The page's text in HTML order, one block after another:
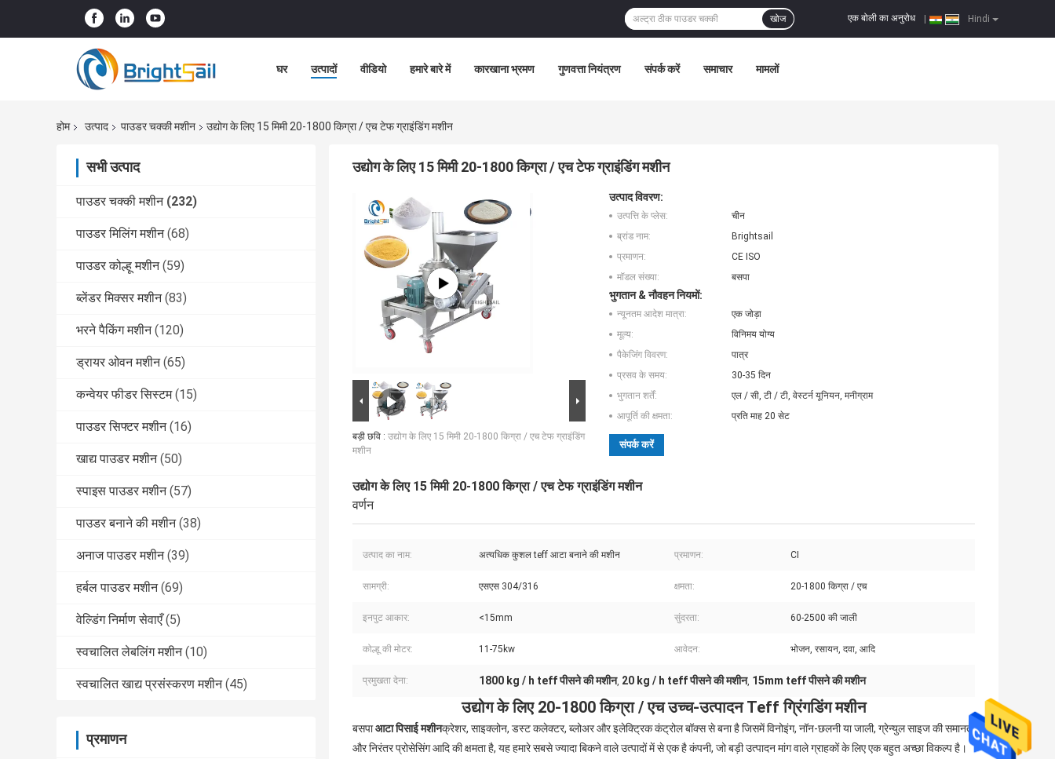
Hindi
एक बोली का अनुरोध
खोज
घर उत्पादों वीडियो हमारे बारे में कारखाना भ्रमण गुणवत्ता नियंत्रण संपर्क करें समाचार मामलों
होम उत्पाद पाउडर चक्की मशीन उद्योग के लिए 15 मिमी 20-1800 किग्रा / एच टेफ ग्राइंडिंग मशीन
सभी उत्पाद
पाउडर चक्की मशीन (232)
पाउडर मिलिंग मशीन (68)
पाउडर कोल्हू मशीन (59)
ब्लेंडर मिक्सर मशीन (83)
भरने पैकिंग मशीन (120)
ड्रायर ओवन मशीन (65)
कन्वेयर फीडर सिस्टम (15)
पाउडर सिफ्टर मशीन (16)
खाद्य पाउडर मशीन (50)
स्पाइस पाउडर मशीन (57)
पाउडर बनाने की मशीन (38)
अनाज पाउडर मशीन (39)
हर्बल पाउडर मशीन (69)
वेल्डिंग निर्माण सेवाएँ (5)
स्वचालित लेबलिंग मशीन (10)
स्वचालित खाद्य प्रसंस्करण मशीन (45)
प्रमाणन
उद्योग के लिए 15 मिमी 20-1800 किग्रा / एच टेफ ग्राइंडिंग मशीन
बड़ी छवि : उद्योग के लिए 15 मिमी 20-1800 किग्रा / एच टेफ ग्राइंडिंग
मशीन
उत्पाद विवरण:
उत्पत्ति के प्लेस:
चीन
ब्रांड नाम:
Brightsail
प्रमाणन:
CE ISO
मॉडल संख्या:
बसपा
भुगतान & नौवहन नियमों:
न्यूनतम आदेश मात्रा:
एक जोड़ा
मूल्य:
विनिमय योग्य
पैकेजिंग विवरण:
पात्र
प्रसव के समय:
30-35 दिन
भुगतान शर्तें:
एल / सी, टी / टी, वेस्टर्न यूनियन, मनीग्राम
आपूर्ति की क्षमता:
प्रति माह 20 सेट
संपर्क करें
उद्योग के लिए 15 मिमी 20-1800 किग्रा / एच टेफ ग्राइंडिंग मशीन
वर्णन
उत्पाद का नाम: अत्यधिक कुशल teff आटा बनाने की मशीन प्रमाणन: CI
सामग्री: एसएस 304/316 क्षमता: 20-1800 किग्रा / एच
इनपुट आकार: <15mm सुंदरता: 60-2500 की जाली
कोल्हू की मोटर: 11-75kw आवेदन: भोजन, रसायन, दवा, आदि
प्रमुखता देना: 1800 kg / h teff पीसने की मशीन, 20 kg / h teff पीसने की मशीन, 15mm teff पीसने की मशीन
उद्योग के लिए 20-1800 किग्रा / एच उच्च-उत्पादन Teff ग्रिंगडिंग मशीन
बसपाआटा पिसाई मशीनक्रेशर, साइक्लोन, डस्ट कलेक्टर, ब्लोअर और इलेक्ट्रिक कंट्रोल बॉक्स से बना है जिसमें विनोइंग, नॉन-छलनी या जाली, ग्रेन्युल साइज की समानता
और निरंतर प्रोसेसिंग आदि की क्षमता है, यह हमारे सबसे ज्यादा बिकने वाले उत्पादों में से एक है कंपनी, जो बड़ी उत्पादन मांग वाले ग्राहकों के लिए एक बहुत अच्छा विकल्प है।